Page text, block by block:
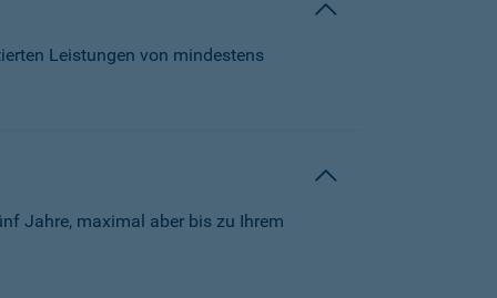
Leistungen von mindestens
Jahre, maximal aber bis zu Ihrem